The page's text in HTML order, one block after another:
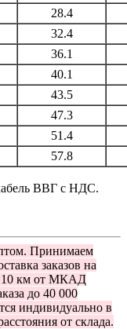
28.4
32.4
36.1
40.1
43.5
47.3
51.4
57.8
ВВГ с НДС.
Принимаем
заказов на
10 км от МКАД
до 40 000
индивидуально в
от склада.